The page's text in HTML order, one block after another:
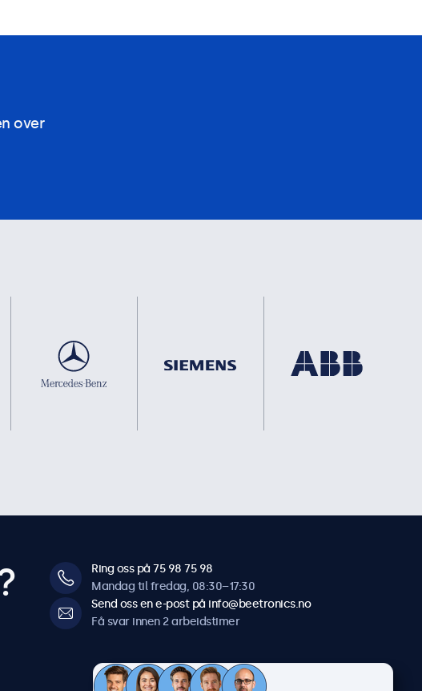
over
Ring oss på 75 98 75 98
Mandag til fredag, 08:30–17:30
Send oss en e-post på info@beetronics.no
Få svar innen 2 arbeidstimer